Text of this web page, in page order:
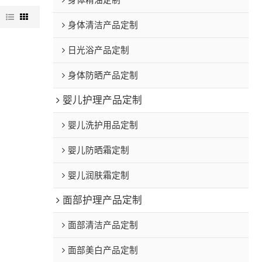
身体清洁产品定制
日光浴产品定制
身体防晒产品定制
婴儿护理产品定制
婴儿洗护用品定制
婴儿防晒霜定制
婴儿润肤霜定制
面部护理产品定制
面部清洁产品定制
面部美白产品定制